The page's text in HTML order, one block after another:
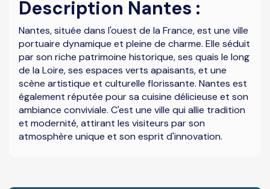
Description Nantes :
Nantes, située dans l'ouest de la France, est une ville
portuaire dynamique et pleine de charme. Elle séduit
par son riche patrimoine historique, ses quais le long
de la Loire, ses espaces verts apaisants, et une
scène artistique et culturelle florissante. Nantes est
également réputée pour sa cuisine délicieuse et son
ambiance conviviale. C'est une ville qui allie tradition
et modernité, attirant les visiteurs par son
atmosphère unique et son esprit d'innovation.